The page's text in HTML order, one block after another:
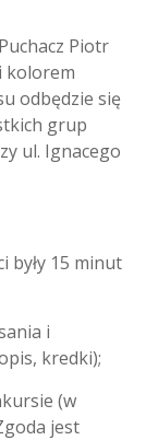
Piotr
kolorem
odbędzie się
grup
ul. Ignacego
były 15 minut
i
kredki);
(w
jest